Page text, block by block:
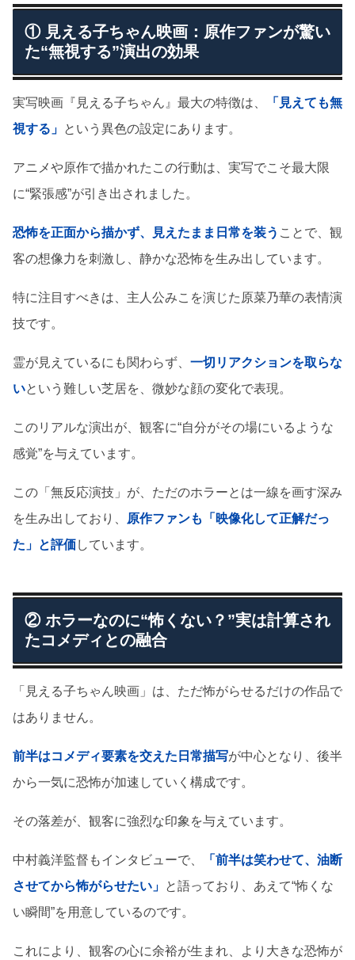
① 見える子ちゃん映画：原作ファンが驚い
た“無視する”演出の効果
実写映画『見える子ちゃん』最大の特徴は、
「見えても無
視する」 という異色の設定にあります。
アニメや原作で描かれたこの行動は、実写でこそ最大限
に“緊張感”が引き出されました。
恐怖を正面から描かず、見えたまま日常を装う ことで、観
客の想像力を刺激し、静かな恐怖を生み出しています。
特に注目すべきは、主人公みこを演じた原菜乃華の表情演
技です。
霊が見えているにも関わらず、 一切リアクションを取らな
いという難しい芝居を、微妙な顔の変化で表現。
このリアルな演出が、観客に“自分がその場にいるような
感覚”を与えています。
この「無反応演技」が、ただのホラーとは一線を画す深み
を生み出しており、
原作ファンも「映像化して正解だっ
た」と評価しています。
② ホラーなのに“怖くない？”実は計算され
たコメディとの融合
「見える子ちゃん映画」は、ただ怖がらせるだけの作品で
はありません。
前半はコメディ要素を交えた日常描写が中心となり、後半
から一気に恐怖が加速していく構成です。
その落差が、観客に強烈な印象を与えています。
中村義洋監督もインタビューで、
「前半は笑わせて、油断
させてから怖がらせたい」 と語っており、あえて“怖くな
い瞬間”を用意しているのです。
これにより、観客の心に余裕が生まれ、より大きな恐怖が